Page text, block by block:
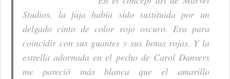
Studios, la faja había sido sustituida por un
delgado cinto de color rojo oscuro. Era para
coincidir con sus guantes y sus botas rojas. Y la
estrella adornada en el pecho de Carol Danvers
me pareció más blanca que el amarillo